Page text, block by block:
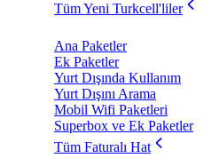
Tüm Yeni Turkcell'liler
Ana Paketler
Ek Paketler
Yurt Dışında Kullanım
Yurt Dışını Arama
Mobil Wifi Paketleri
Superbox ve Ek Paketler
Tüm Faturalı Hat